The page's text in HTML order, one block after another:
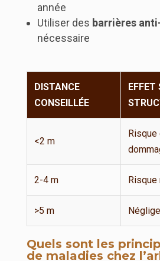
année
Utiliser des barrières
nécessaire
DISTANCE
CONSEILLÉE
EFFET
<2 m
Risque
2-4 m Risque
>5 m
Quels sont les
de maladies chez